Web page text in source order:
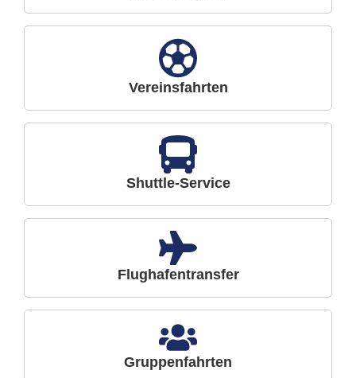
Vereinsfahrten
Shuttle-Service
Flughafentransfer
Gruppenfahrten